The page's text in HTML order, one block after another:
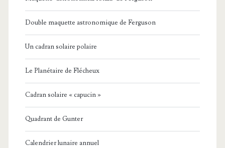
Double maquette astronomique de Ferguson
Un cadran solaire polaire
Le Planétaire de Flécheux
Cadran solaire « capucin »
Quadrant de Gunter
Calendrier lunaire annuel